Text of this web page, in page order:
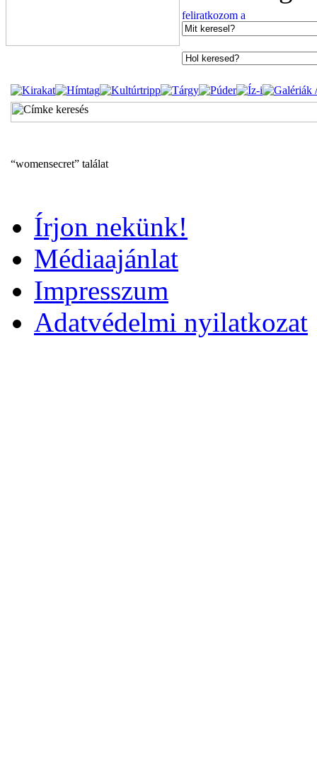
“womensecret” találat
Írjon nekünk!
Médiaajánlat
Impresszum
Adatvédelmi nyilatkozat